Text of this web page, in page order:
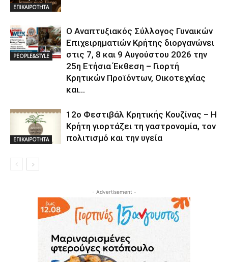
ΕΠΙΚΑΙΡΟΤΗΤΑ
PEOPLE&STYLE
Ο Αναπτυξιακός Σύλλογος Γυναικών
Επιχειρηματιών Κρήτης διοργανώνει
στις 7, 8 και 9 Αυγούστου 2026 την
25η Ετήσια Έκθεση – Γιορτή
Κρητικών Προϊόντων, Οικοτεχνίας
και...
ΕΠΙΚΑΙΡΟΤΗΤΑ
12ο Φεστιβάλ Κρητικής Κουζίνας – Η
Κρήτη γιορτάζει τη γαστρονομία, τον
πολιτισμό και την υγεία
- Advertisement -